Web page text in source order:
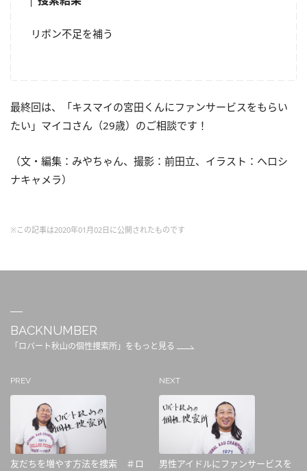
リボン不足を補う
最終回は、「キスマイの宮田くんにファンサービスをもらい
たい」マイコさん（29歳）のご相談です！
（文・編集：みやちゃん、撮影：前田立、イラスト：ヘロシ
ナキャメラ）
※この記事は2020年01月02日に公開されたものです
BACKNUMBER
「ロバート秋山の個性捜索所」をもっと見る
PREV
友だちを増やす方法を捜索 ＃ロ
NEXT
男性アイドルにファンサービスを